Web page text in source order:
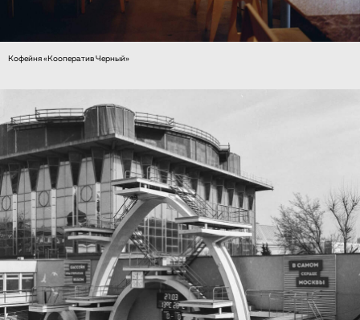
Кофейня «Кооператив Черный»